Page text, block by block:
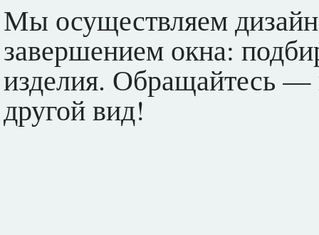
Мы осуществляем
завершением окна:
изделия. Обращайтесь —
другой вид!